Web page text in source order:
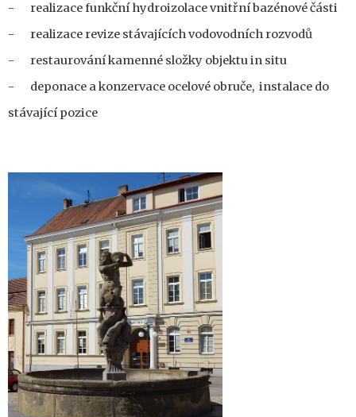
-
realizace funkční hydroizolace vnitřní bazénové části
-
realizace revize stávajících vodovodních rozvodů
-
restaurování kamenné složky objektu in situ
-
deponace a konzervace ocelové obruče, instalace do
stávající pozice